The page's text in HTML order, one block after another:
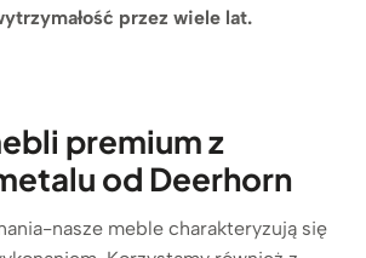
przez wiele lat.
premium z
od Deerhorn
nasze meble charakteryzują się